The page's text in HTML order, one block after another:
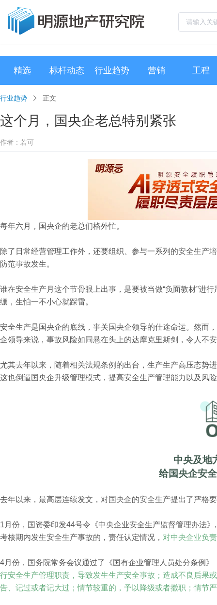
精选 标杆动态 行业趋势 营销 工程
行业趋势 正文
这个月，国央企老总特别紧张
作者：若可
每年六月，国央企的老总们格外忙。
除了日常经营管理工作外，还要组织、参与一系列的安全生产
防范事故发生。
谁在安全生产月这个节骨眼上出事，是要被当做“负面教材”进
绷，生怕一不小心就踩雷。
安全生产是国央企的底线，事关国央企领导的仕途命运。然而
企领导来说，事故风险如同悬在头上的达摩克里斯剑，令人不
尤其去年以来，随着相关法规条例的出台，生产生产高压态势
这也倒逼国央企升级管理模式，提高安全生产管理能力以及风
中央及地
给国央企安
去年以来，最高层连续发文，对国央企的安全生产提出了严格
1月份，国资委印发44号令《中央企业安全生产监督管理办法
考核期内发生安全生产事故的，责任认定情况， 对中央企业负
4月份，国务院常务会议通过了《国有企业管理人员处分条例
行安全生产管理职责，导致发生生产安全事故；造成不良后果
告、记过或者记大过；情节较重的，予以降级或者撤职；情节